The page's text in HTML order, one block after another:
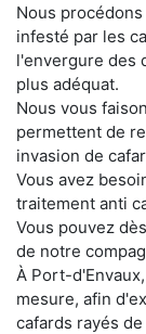
Nous
infesté par les
l'envergure des
plus adéquat.
Nous vous
permettent de
invasion de
Vous avez
traitement anti
Vous pouvez
de notre
À Port-
mesure, afin
cafards rayés